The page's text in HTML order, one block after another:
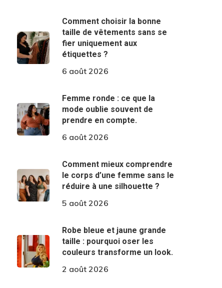
Comment choisir la bonne
taille de vêtements sans se
fier uniquement aux
étiquettes ?
6 août 2026
Femme ronde : ce que la
mode oublie souvent de
prendre en compte.
6 août 2026
Comment mieux comprendre
le corps d’une femme sans le
réduire à une silhouette ?
5 août 2026
Robe bleue et jaune grande
taille : pourquoi oser les
couleurs transforme un look.
2 août 2026